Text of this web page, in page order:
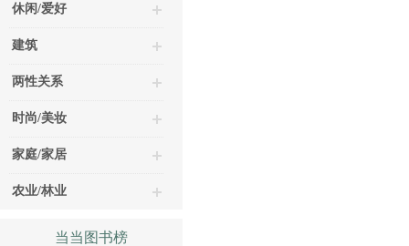
休闲/爱好
建筑
两性关系
时尚/美妆
家庭/家居
农业/林业
当当图书榜